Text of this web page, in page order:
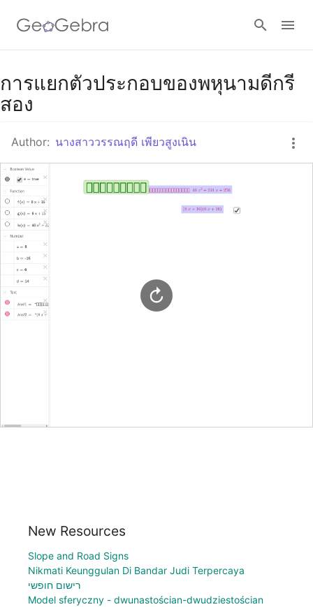
Google Classroom
Sign in
การแยกตัวประกอบของพหุนามดีกรี
สอง
Author: นางสาววรรณฤดี เพียวสูงเนิน
New Resources
Slope and Road Signs
Nikmati Keunggulan Di Bandar Judi Terpercaya
רישום חופשי
Model sferyczny - dwunastościan-dwudziestościan